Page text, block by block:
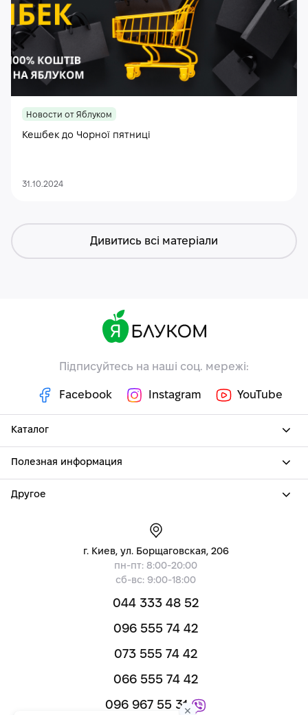
Новости от Яблуком
Кешбек до Чорної пятниці
31.10.2024
Дивитись всі матеріали
Підписуйтесь на наші соц. мережі:
Facebook Instagram YouTube
Каталог
Полезная информация
Другое
г. Киев, ул. Борщаговская, 206
пн-пт: 8:00-20:00
сб-вс: 9:00-18:00
044 333 48 52
096 555 74 42
073 555 74 42
066 555 74 42
096 967 55 31